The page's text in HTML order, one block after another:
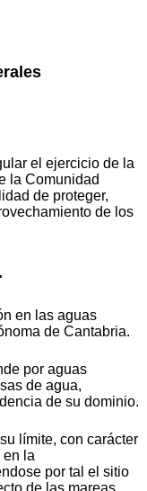
el ejercicio de la
la Comunidad
de proteger,
de los
en las aguas
de Cantabria.
por aguas
de agua,
de su dominio.
límite, con carácter
en la
por tal el sitio
de las mareas.